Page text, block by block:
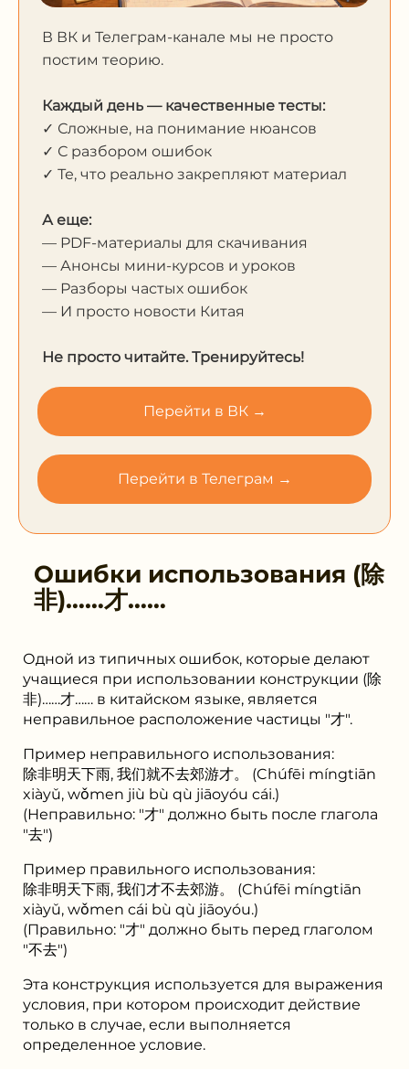
В ВК и Телеграм-канале мы не просто
постим теорию.
Каждый день — качественные тесты:
✓ Сложные, на понимание нюансов
✓ С разбором ошибок
✓ Те, что реально закрепляют материал
А еще:
— PDF-материалы для скачивания
— Анонсы мини-курсов и уроков
— Разборы частых ошибок
— И просто новости Китая
Не просто читайте. Тренируйтесь!
Перейти в ВК →
Перейти в Телеграм →
Ошибки использования (除
⾮)……才……
Одной из типичных ошибок, которые делают
учащиеся при использовании конструкции (除
非)……才…… в китайском языке, является
неправильное расположение частицы "才".
Пример неправильного использования:
除非明天下雨, 我们就不去郊游才。 (Chúfēi míngtiān
xiàyǔ, wǒmen jiù bù qù jiāoyóu cái.)
(Неправильно: "才" должно быть после глагола
"去")
Пример правильного использования:
除非明天下雨, 我们才不去郊游。 (Chúfēi míngtiān
xiàyǔ, wǒmen cái bù qù jiāoyóu.)
(Правильно: "才" должно быть перед глаголом
"不去")
Эта конструкция используется для выражения
условия, при котором происходит действие
только в случае, если выполняется
определенное условие.